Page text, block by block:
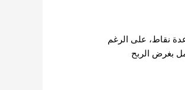
نقاط، على الرغم
بغرض الربح